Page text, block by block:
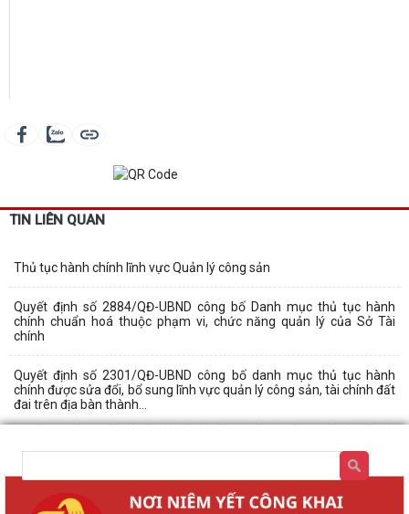
TIN LIÊN QUAN
Thủ tục hành chính lĩnh vực Quản lý công sản
Quyết định số 2884/QĐ-UBND công bố Danh mục thủ tục hành
chính chuẩn hoá thuộc phạm vi, chức năng quản lý của Sở Tài
chính
Quyết định số 2301/QĐ-UBND công bố danh mục thủ tục hành
chính được sửa đổi, bổ sung lĩnh vực quản lý công sản, tài chính đất
đai trên địa bàn thành...